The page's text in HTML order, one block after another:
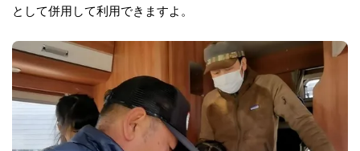
として併用して利用できますよ。